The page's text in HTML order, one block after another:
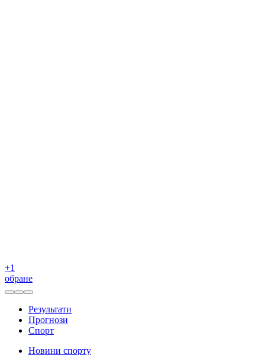
+1
обране
Результати
Прогнози
Спорт
Новини спорту